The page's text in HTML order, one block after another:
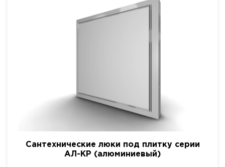
Сантехнические люки под плитку серии
АЛ-КР (алюминиевый)